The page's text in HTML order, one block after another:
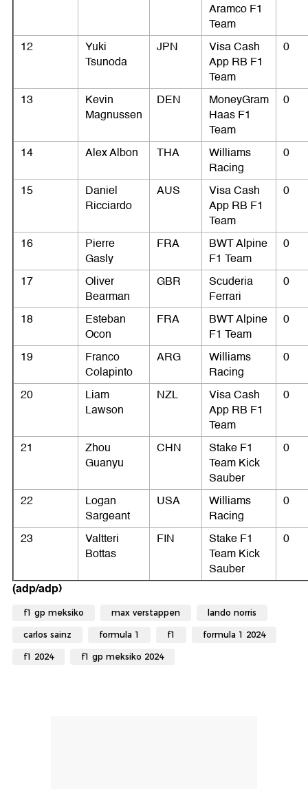
Aramco F1
Team
12
Yuki
Tsunoda
JPN
Visa Cash
App RB F1
Team
0
13
Kevin
Magnussen
DEN
MoneyGram
Haas F1
Team
0
14 Alex Albon THA
Williams
Racing
0
15
Daniel
Ricciardo
AUS
Visa Cash
App RB F1
Team
0
16
Pierre
Gasly
FRA
BWT Alpine
F1 Team
0
17
Oliver
Bearman
GBR
Scuderia
Ferrari
0
18
Esteban
Ocon
FRA
BWT Alpine
F1 Team
0
19
Franco
Colapinto
ARG
Williams
Racing
0
20
Liam
Lawson
NZL
Visa Cash
App RB F1
Team
0
21
Zhou
Guanyu
CHN
Stake F1
Team Kick
Sauber
0
22
Logan
Sargeant
USA
Williams
Racing
0
23
Valtteri
Bottas
FIN
Stake F1
Team Kick
Sauber
0
(adp/adp)
f1 gp meksiko max verstappen lando norris
carlos sainz formula 1 f1 formula 1 2024
f1 2024 f1 gp meksiko 2024